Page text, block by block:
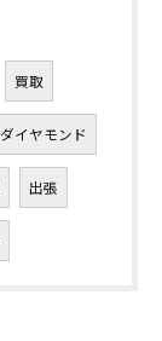
買取
ダイヤモンド
出張